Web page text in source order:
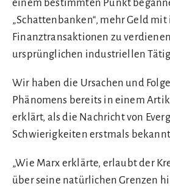
einem bestimmten Punkt
„Schattenbanken“, mehr Geld mit
Finanztransaktionen zu
ursprünglichen industriellen
Wir haben die Ursachen und
Phänomens bereits in einem
erklärt, als die Nachricht von
Schwierigkeiten erstmals
„Wie Marx erklärte, erlaubt der
über seine natürlichen Grenzen